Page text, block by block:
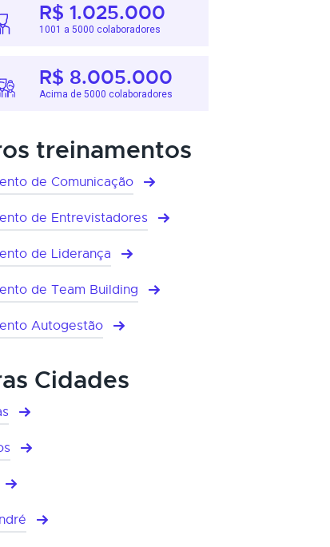
R$ 1.025.000
1001 a 5000 colaboradores
R$ 8.005.000
Acima de 5000 colaboradores
treinamentos
de Comunicação
de Entrevistadores
de Liderança
de Team Building
Autogestão
Cidades